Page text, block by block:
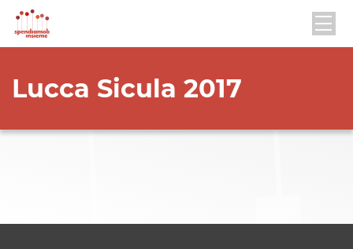
Lucca Sicula 2017